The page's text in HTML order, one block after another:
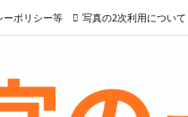
ーポリシー等 写真の2次利用について